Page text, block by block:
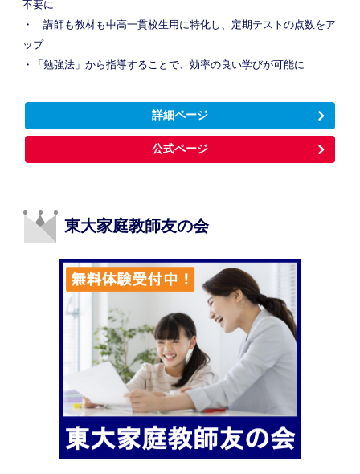
不要に
・ 講師も教材も中高一貫校生用に特化し、定期テストの点数をア
ップ
・「勉強法」から指導することで、効率の良い学びが可能に
詳細ページ
公式ページ
東大家庭教師友の会